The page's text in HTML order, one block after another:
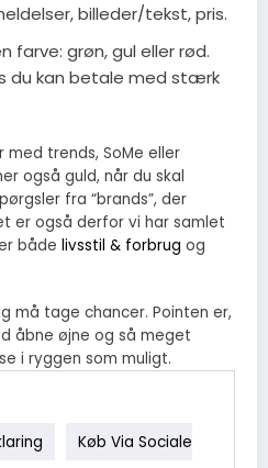
billeder/tekst, pris.
farve: grøn, gul eller rød.
du kan betale med stærk
med trends, SoMe eller
også guld, når du skal
fra “brands”, der
er også derfor vi har samlet
både livsstil & forbrug og
må tage chancer. Pointen er,
åbne øjne og så meget
i ryggen som muligt.
Køb Via Sociale